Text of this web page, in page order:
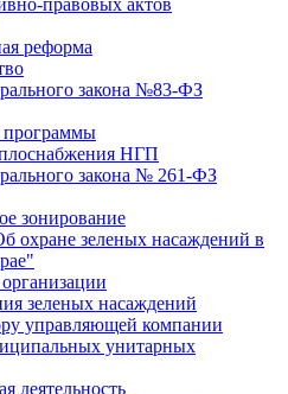
правовых актов
реформа
закона №83-ФЗ
НГП
закона № 261-ФЗ
зонирование
охране зеленых насаждений в
зеленых насаждений
управляющей компании
унитарных
деятельность